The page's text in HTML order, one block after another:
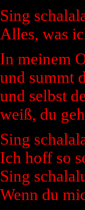
Sing
Alles, was
In meinem
und summt
und selbst
weiß, du
Sing
Ich hoff so
Sing
Wenn du